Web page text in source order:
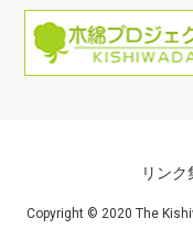
リンク
Copyright © 2020 The